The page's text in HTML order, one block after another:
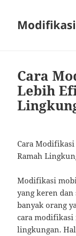
Cara
Lebih
Cara
Ramah
Modifikasi
yang keren
banyak orang
cara
lingkungan.